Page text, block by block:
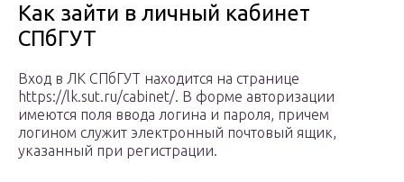
Как зайти в личный кабинет
СПбГУТ
Вход в ЛК СПбГУТ находится на странице
https://lk.sut.ru/cabinet/. В форме авторизации
имеются поля ввода логина и пароля, причем
логином служит электронный почтовый ящик,
указанный при регистрации.